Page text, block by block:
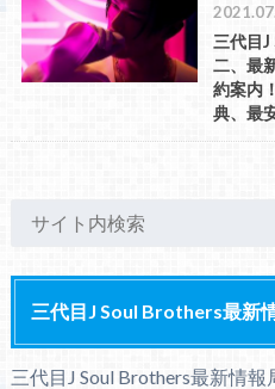
三代目
二、最
約案内
典、最
三代目J Soul Brothers最新
三代目J Soul Brothers最新情